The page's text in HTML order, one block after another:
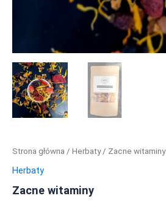
Strona główna / Herbaty/ Zacne witaminy
Herbaty
Zacne witaminy